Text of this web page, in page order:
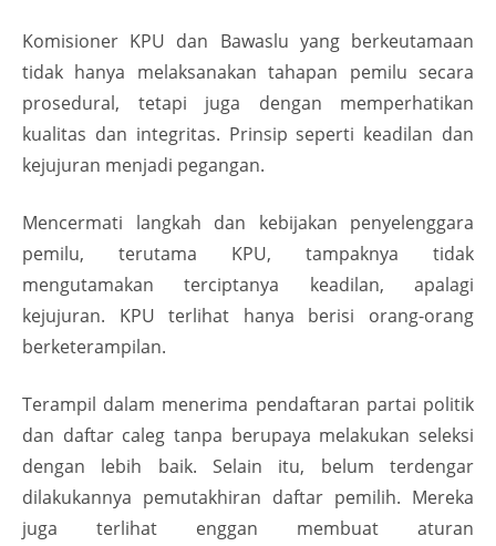
Komisioner KPU dan Bawaslu yang berkeutamaan
tidak hanya melaksanakan tahapan pemilu secara
prosedural, tetapi juga dengan memperhatikan
kualitas dan integritas. Prinsip seperti keadilan dan
kejujuran menjadi pegangan.
Mencermati langkah dan kebijakan penyelenggara
pemilu, terutama KPU, tampaknya tidak
mengutamakan terciptanya keadilan, apalagi
kejujuran. KPU terlihat hanya berisi orang-orang
berketerampilan.
Terampil dalam menerima pendaftaran partai politik
dan daftar caleg tanpa berupaya melakukan seleksi
dengan lebih baik. Selain itu, belum terdengar
dilakukannya pemutakhiran daftar pemilih. Mereka
juga terlihat enggan membuat aturan